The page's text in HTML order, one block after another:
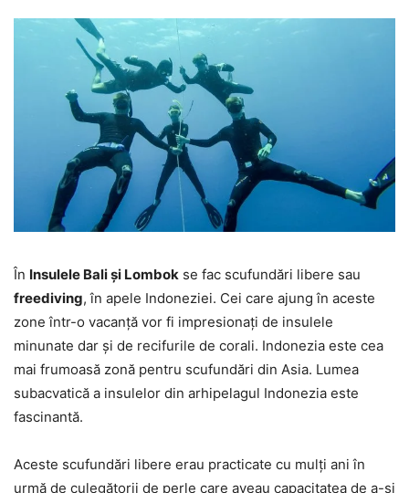
În Insulele Bali și Lombok se fac scufundări libere sau
freediving, în apele Indoneziei. Cei care ajung în aceste
zone într-o vacanță vor fi impresionați de insulele
minunate dar și de recifurile de corali. Indonezia este cea
mai frumoasă zonă pentru scufundări din Asia. Lumea
subacvatică a insulelor din arhipelagul Indonezia este
fascinantă.
Aceste scufundări libere erau practicate cu mulți ani în
urmă de culegătorii de perle care aveau capacitatea de a-și